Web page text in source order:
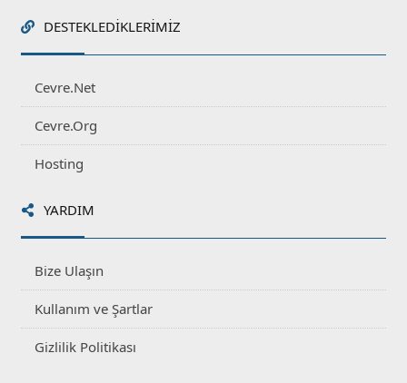
DESTEKLEDIKLERIMIZ
Cevre.Net
Cevre.Org
Hosting
YARDIM
Bize Ulaşın
Kullanım ve Şartlar
Gizlilik Politikası